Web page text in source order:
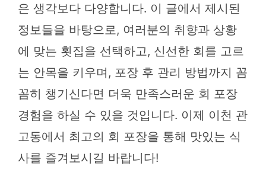
은 생각보다 다양합니다. 이 글에서 제시된
정보들을 바탕으로, 여러분의 취향과 상황
에 맞는 횟집을 선택하고, 신선한 회를 고르
는 안목을 키우며, 포장 후 관리 방법까지 꼼
꼼히 챙기신다면 더욱 만족스러운 회 포장
경험을 하실 수 있을 것입니다. 이제 이천 관
고동에서 최고의 회 포장을 통해 맛있는 식
사를 즐겨보시길 바랍니다!